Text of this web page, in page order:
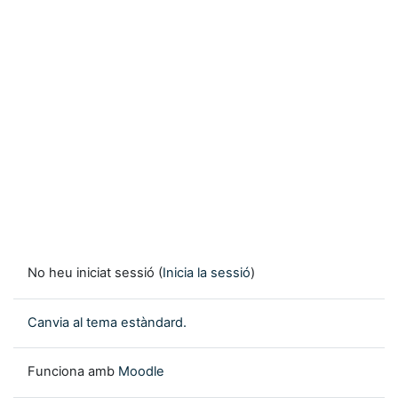
No heu iniciat sessió (Inicia la sessió)
Canvia al tema estàndard.
Funciona amb Moodle